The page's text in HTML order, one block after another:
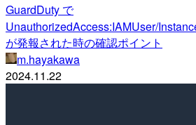
GuardDuty で
UnauthorizedAccess:IAMUser/
が発報された時の確認ポイント
m.hayakawa
2024.11.22